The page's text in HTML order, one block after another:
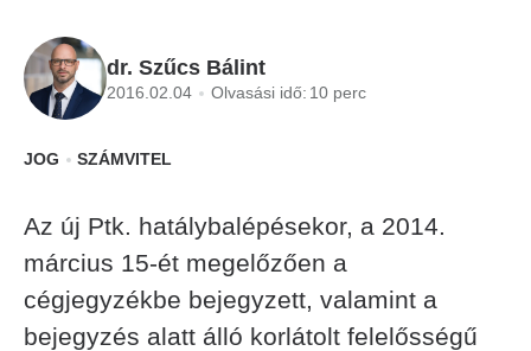
dr. Szűcs Bálint
2016.02.04 Olvasási idő: 10 perc
JOG SZÁMVITEL
Az új Ptk. hatálybalépésekor, a 2014.
március 15-ét megelőzően a
cégjegyzékbe bejegyzett, valamint a
bejegyzés alatt álló korlátolt felelősségű